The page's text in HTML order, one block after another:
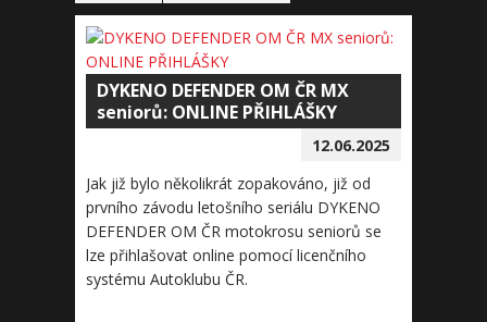
DYKENO DEFENDER OM ČR MX
seniorů: ONLINE PŘIHLÁŠKY
12.06.2025
Jak již bylo několikrát zopakováno, již od
prvního závodu letošního seriálu DYKENO
DEFENDER OM ČR motokrosu seniorů se
lze přihlašovat online pomocí licenčního
systému Autoklubu ČR.